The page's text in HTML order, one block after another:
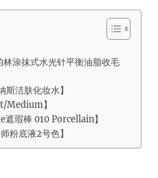
涂抹式水光针平衡油脂收毛
洁肤化妆水】
Medium】
瑕棒 010 Porcellain】
粉底液2号色】